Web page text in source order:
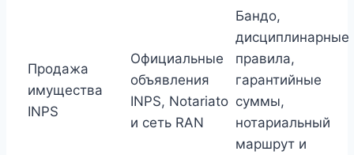
Продажа
имущества
INPS
Официальные
объявления
INPS, Notariato
и сеть RAN
Бандо,
дисциплинарные
правила,
гарантийные
суммы,
нотариальный
маршрут и